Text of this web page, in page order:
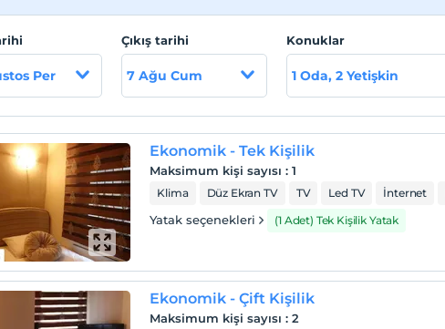
Per
Çıkış tarihi
7 Ağu Cum
Konuklar
1 Oda, 2 Yetişkin
Ekonomik - Tek Kişilik
Maksimum kişi sayısı :1
Klima Düz Ekran TV TV Led TV İnternet
Yatak seçenekleri (1 Adet) Tek Kişilik Yatak
Ekonomik - Çift Kişilik
Maksimum kişi sayısı :2